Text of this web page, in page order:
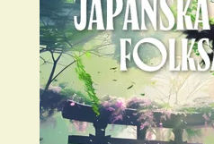
Vinnare
FAQ
För bibliotek